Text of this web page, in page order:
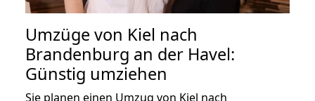
Umzüge von Kiel nach
Brandenburg an der Havel:
Günstig umziehen
Sie planen einen Umzug von Kiel nach